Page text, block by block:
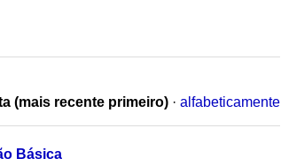
(mais recente primeiro) · alfabeticamente
Básica